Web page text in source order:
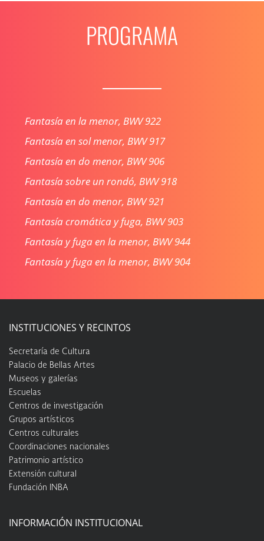
PROGRAMA
Fantasía en la menor, BWV 922
Fantasía en sol menor, BWV 917
Fantasía en do menor, BWV 906
Fantasía sobre un rondó, BWV 918
Fantasía en do menor, BWV 921
Fantasía cromática y fuga, BWV 903
Fantasía y fuga en la menor, BWV 944
Fantasía y fuga en la menor, BWV 904
INSTITUCIONES Y RECINTOS
Secretaría de Cultura
Palacio de Bellas Artes
Museos y galerías
Escuelas
Centros de investigación
Grupos artísticos
Centros culturales
Coordinaciones nacionales
Patrimonio artístico
Extensión cultural
Fundación INBA
INFORMACIÓN INSTITUCIONAL